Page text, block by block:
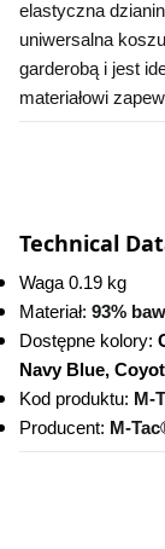
elastyczna
uniwersalna
garderobą i jest
materiałowi
Technical
Waga 0.19 kg
Materiał: 93%
Dostępne kolory:
Navy Blue,
Kod produktu: M-
Producent: M-